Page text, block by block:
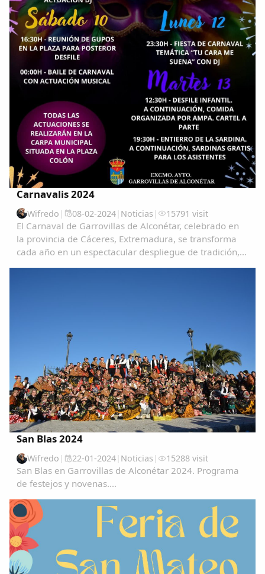
Carnavalis 2024
Wifredo | 08-02-2024| Noticias | 15791 visit
El Carnaval de Garrovillas de Alconétar, celebrado en
la provincia de Cáceres, Extremadura, se transforma
cada año en un espectacular despliegue de tradición,
San Blas 2024
Wifredo | 22-01-2024| Noticias | 15288 visit
San Blas en Garrovillas de Alconétar 2024. Programa
de festejos y novenas....